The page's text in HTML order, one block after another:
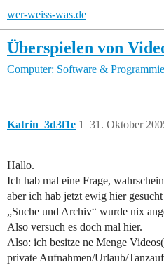
wer-weiss-was.de
Überspielen von
Computer: Software &
Katrin_3d3f1e 31. Oktober
1
Hallo.
Ich hab mal eine Frage,
aber ich hab jetzt ewig hier
„Suche und Archiv“ wurde nix
Also versuch es doch mal hier.
Also: ich besitze ne Menge
private Aufnahmen/Urlaub/